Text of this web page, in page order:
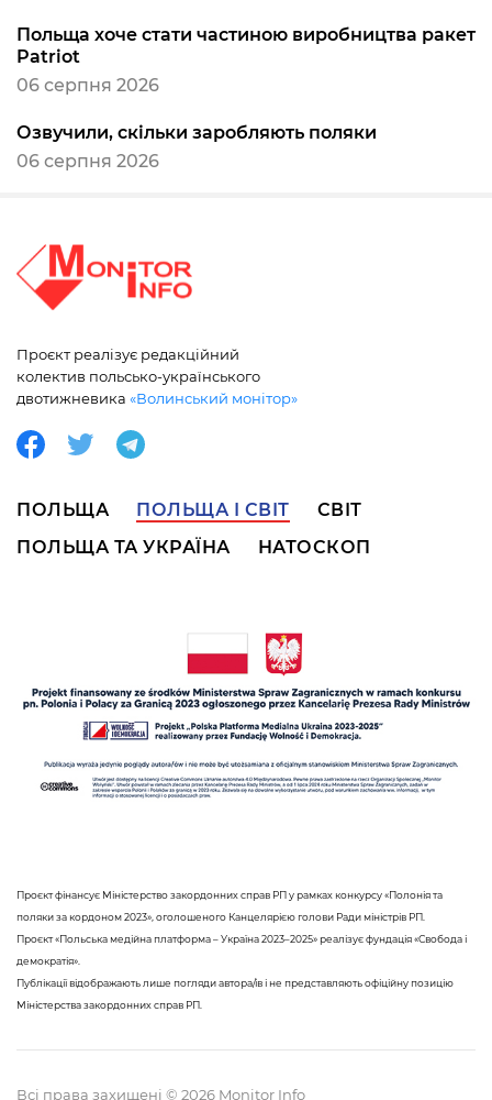
Польща хоче стати частиною виробництва ракет
Patriot
06 серпня 2026
Озвучили, скільки заробляють поляки
06 серпня 2026
Проєкт реалізує редакційний
колектив польсько-українського
двотижневика «Волинський монітор»
ПОЛЬЩА ПОЛЬЩА І СВІТ
СВІТ
ПОЛЬЩА ТА УКРАЇНА
НАТОСКОП
Проєкт фінансує Міністерство закордонних справ РП у рамках конкурсу «Полонія та
поляки за кордоном 2023», оголошеного Канцелярією голови Ради міністрів РП.
Проєкт «Польська медійна платформа – Україна 2023–2025» реалізує фундація «Свобода і
демократія».
Публікації відображають лише погляди автора/ів і не представляють офіційну позицію
Міністерства закордонних справ РП.
Всі права захищені © 2026 Monitor Info